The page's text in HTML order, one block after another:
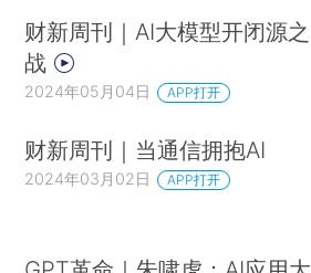
财新周刊｜AI大模型开闭源之
战
2024年05月04日 APP打开
财新周刊｜当通信拥抱AI
2024年03月02日 APP打开